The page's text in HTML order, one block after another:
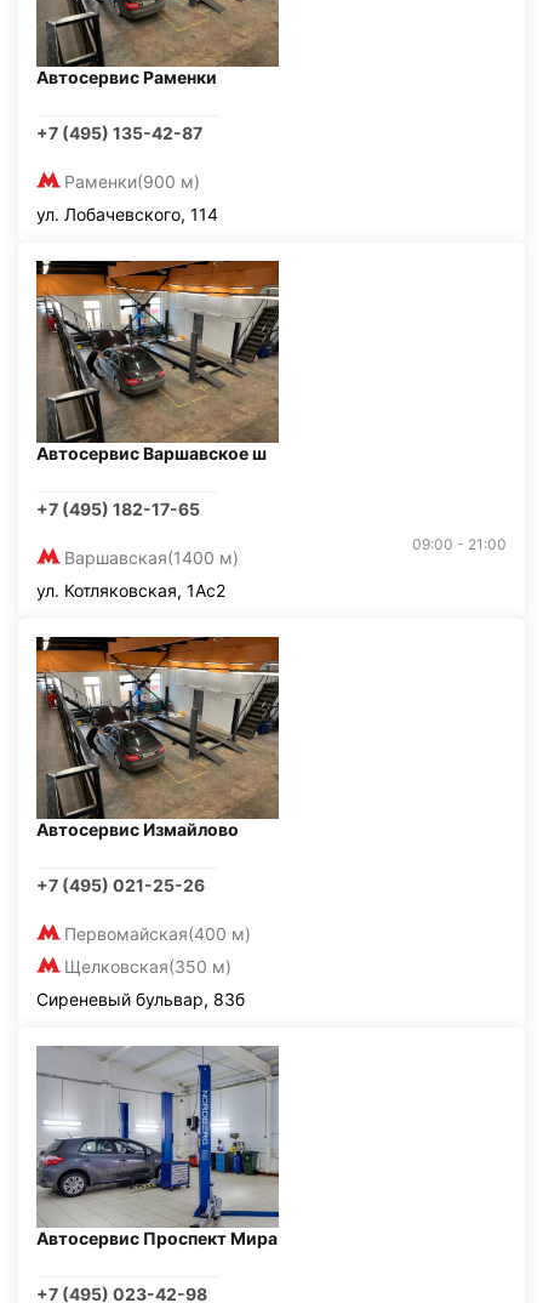
Автосервис Раменки
+7 (495) 135-42-87
Раменки(900 м)
ул. Лобачевского, 114
Автосервис Варшавское ш
+7 (495) 182-17-65
Варшавская(1400 м)
09:00 - 21:00
ул. Котляковская, 1Ас2
Автосервис Измайлово
+7 (495) 021-25-26
Первомайская(400 м)
Щелковская(350 м)
Сиреневый бульвар, 83б
Автосервис Проспект Мира
+7 (495) 023-42-98